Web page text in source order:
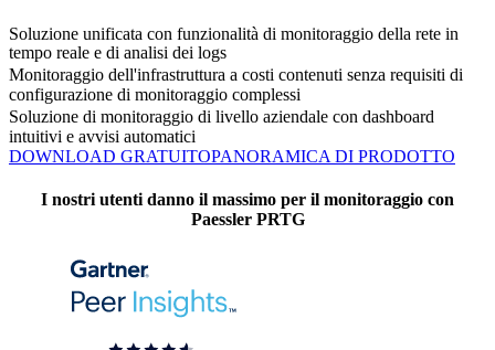
Soluzione unificata con funzionalità di monitoraggio della rete in
tempo reale e di analisi dei logs
Monitoraggio dell'infrastruttura a costi contenuti senza requisiti di
configurazione di monitoraggio complessi
Soluzione di monitoraggio di livello aziendale con dashboard
intuitivi e avvisi automatici
DOWNLOAD GRATUITOPANORAMICA DI PRODOTTO
I nostri utenti danno il massimo per il monitoraggio con
Paessler PRTG